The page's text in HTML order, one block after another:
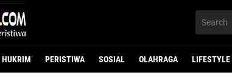
HUKRIM PERISTIWA SOSIAL OLAHRAGA LIFESTYLE